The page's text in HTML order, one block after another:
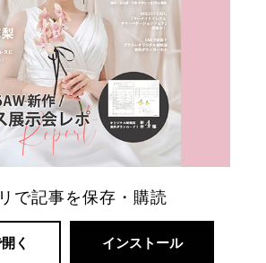
で記事を保存・購読
く インストール